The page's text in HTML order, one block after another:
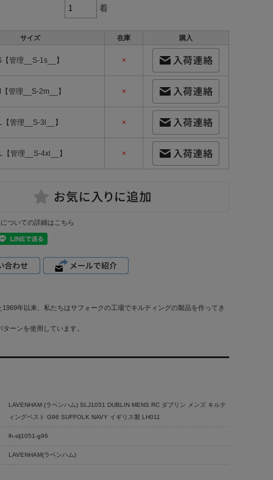
着
サイズ 在庫 購入
【管理__S-1s__】 ×
管理__S-2m__】 ×
【管理__S-3l__】 ×
【管理__S-4xl__】 ×
ついての詳細はこちら
年以来、私たちはサフォークの工場でキルティングの製品を作ってき
ーンを使用しています。
LAVENHAM (ラベンハム) SLJ1051 DUBLIN MENS RC ダブリン メンズ キルテ
ィングベスト G96 SUFFOLK NAVY イギリス製 LH011
lh-slj1051-g96
LAVENHAM(ラベンハム)